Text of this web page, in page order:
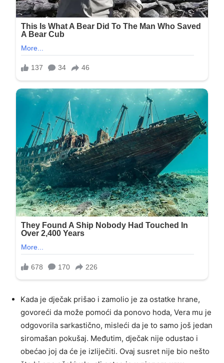
Kada je dječak prišao i zamolio je za ostatke hrane,
govoreći da može pomoći da ponovo hoda, Vera mu je
odgovorila sarkastično, misleći da je to samo još jedan
siromašan pokušaj. Međutim, dječak nije odustao i
obećao joj da će je izliječiti. Ovaj susret nije bio nešto